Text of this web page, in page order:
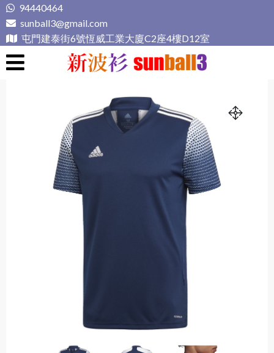
Skip
to
content
94440464
sunball3@gmail.com
屯門建泰街6號恆威工業大廈C2座4樓D12室